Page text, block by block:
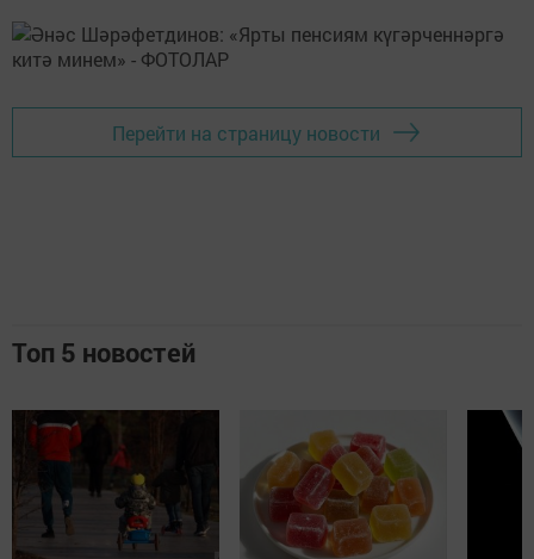
Перейти на страницу новости
Топ 5 новостей